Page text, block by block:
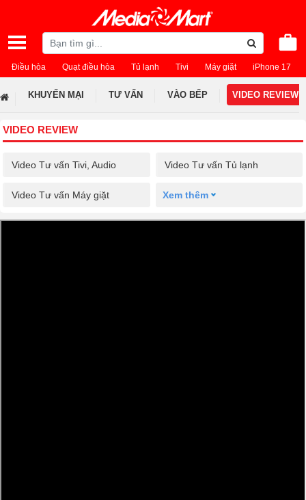
Điều hòa Quạt điều hòa Tủ lạnh Tivi Máy giặt iPhone 17
KHUYẾN MẠI TƯ VẤN VÀO BẾP VIDEO REVIEW
VIDEO REVIEW
Video Tư vấn Tivi, Audio Video Tư vấn Tủ lạnh
Video Tư vấn Máy giặt Xem thêm